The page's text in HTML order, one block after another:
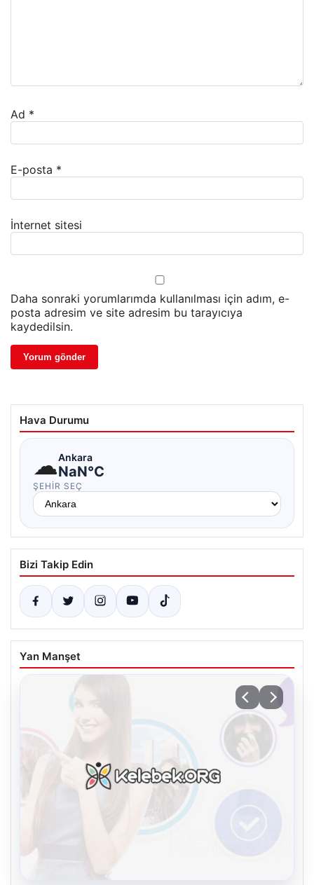
Ad *
E-posta *
İnternet sitesi
Daha sonraki yorumlarımda kullanılması için adım, e-
posta adresim ve site adresim bu tarayıcıya
kaydedilsin.
Hava Durumu
☁Ankara
NaN°C
ŞEHIR SEÇ
Bizi Takip Edin
Yan Manşet